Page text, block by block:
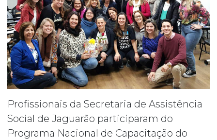
Profissionais da Secretaria de Assistência
Social de Jaguarão participaram do
Programa Nacional de Capacitação do